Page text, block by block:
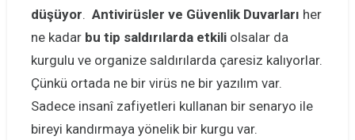
düşüyor. Antivirüsler ve Güvenlik Duvarları her
ne kadar bu tip saldırılarda etkiliolsalar da
kurgulu ve organize saldırılarda çaresiz kalıyorlar.
Çünkü ortada ne bir virüs ne bir yazılım var.
Sadece insanî zafiyetleri kullanan bir senaryo ile
bireyi kandırmaya yönelik bir kurgu var.